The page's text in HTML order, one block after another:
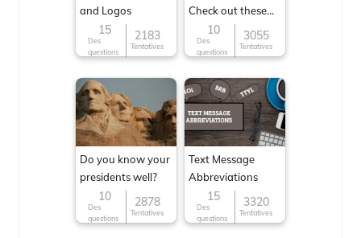
and Logos
15
Des
questions
2183
Tentatives
Check out these
Famous cuisines
around the World
10
Des
questions
3055
Tentatives
Do you know your
presidents well?
10
Des
questions
2878
Tentatives
Text Message
Abbreviations
15
Des
questions
3320
Tentatives